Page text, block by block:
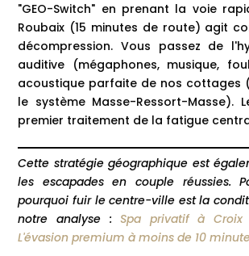
"GEO-Switch" en prenant la voie
Roubaix (15 minutes de route) agit
décompression. Vous passez de
auditive (mégaphones, musique,
acoustique parfaite de nos cottages
le système Masse-Ressort-Masse).
premier traitement de la fatigue
Cette stratégie géographique est
les escapades en couple réussies.
pourquoi fuir le centre-ville est la
notre analyse :Spa privatif à Croix
L'évasion premium à moins de 10